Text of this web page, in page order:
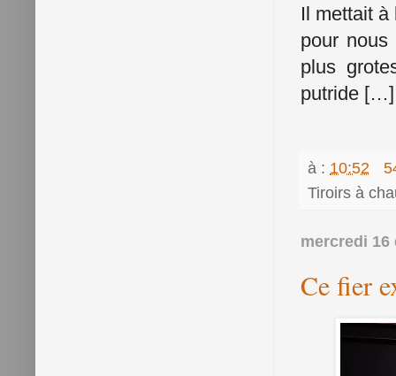
Il mettait
pour
plus
putride
à : 10:52
Tiroirs à
mercredi 16
Ce fier